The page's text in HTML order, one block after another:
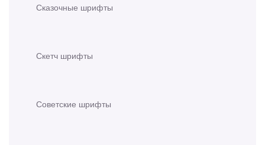
Сказочные шрифты
Скетч шрифты
Советские шрифты